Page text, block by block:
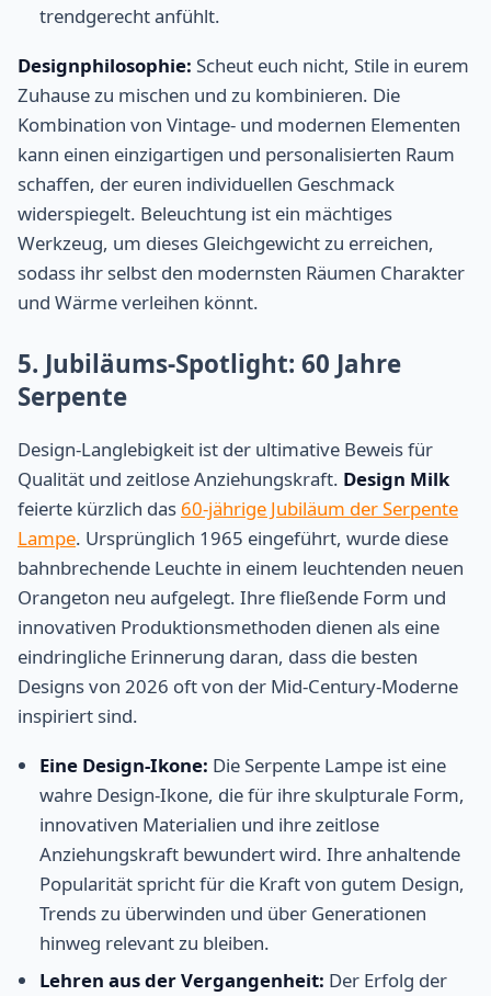
trendgerecht anfühlt.
Designphilosophie: Scheut euch nicht, Stile in eurem
Zuhause zu mischen und zu kombinieren. Die
Kombination von Vintage- und modernen Elementen
kann einen einzigartigen und personalisierten Raum
schaffen, der euren individuellen Geschmack
widerspiegelt. Beleuchtung ist ein mächtiges
Werkzeug, um dieses Gleichgewicht zu erreichen,
sodass ihr selbst den modernsten Räumen Charakter
und Wärme verleihen könnt.
5. Jubiläums-Spotlight: 60 Jahre
Serpente
Design-Langlebigkeit ist der ultimative Beweis für
Qualität und zeitlose Anziehungskraft. Design Milk
feierte kürzlich das 60-jährige Jubiläum der Serpente
Lampe. Ursprünglich 1965 eingeführt, wurde diese
bahnbrechende Leuchte in einem leuchtenden neuen
Orangeton neu aufgelegt. Ihre fließende Form und
innovativen Produktionsmethoden dienen als eine
eindringliche Erinnerung daran, dass die besten
Designs von 2026 oft von der Mid-Century-Moderne
inspiriert sind.
Eine Design-Ikone: Die Serpente Lampe ist eine
wahre Design-Ikone, die für ihre skulpturale Form,
innovativen Materialien und ihre zeitlose
Anziehungskraft bewundert wird. Ihre anhaltende
Popularität spricht für die Kraft von gutem Design,
Trends zu überwinden und über Generationen
hinweg relevant zu bleiben.
Lehren aus der Vergangenheit: Der Erfolg der